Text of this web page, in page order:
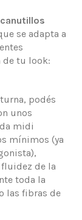
se adapta a
de tu look:
podés
unos
midi
mínimos (ya
de la
toda la
las fibras de